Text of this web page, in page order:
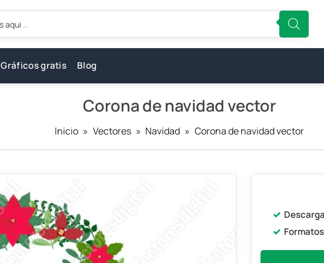
Gráficos gratis Blog
Corona de navidad vector
Inicio » Vectores » Navidad » Corona de navidad vector